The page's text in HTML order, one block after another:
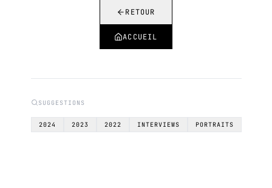
RETOUR
ACCUEIL
SUGGESTIONS
2024 2023 2022 INTERVIEWS PORTRAITS